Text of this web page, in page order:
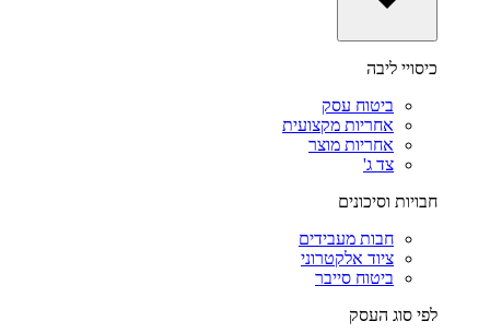
כיסויי ליבה
ביטוח עסק
אחריות מקצועית
אחריות מוצר
צד ג'
חבויות וסיכונים
חבות מעבידים
ציוד אלקטרוני
ביטוח סייבר
לפי סוג העסק